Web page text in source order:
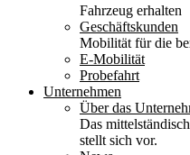
Fahrzeug erhalten
Geschäftskunden
Mobilität für die
E-Mobilität
Probefahrt
Unternehmen
Über das
Das
stellt sich vor.